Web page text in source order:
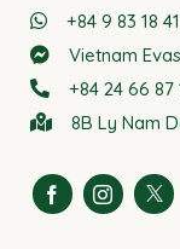
+84 9 83 18
Vietnam
+84 24 66
8B Ly Nam